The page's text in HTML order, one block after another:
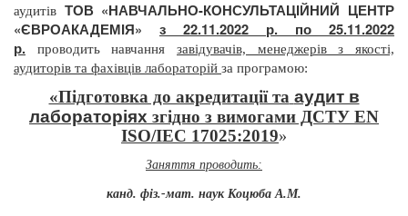
аудитів ТОВ «НАВЧАЛЬНО-КОНСУЛЬТАЦІЙНИЙ ЦЕНТР
«ЄВРОАКАДЕМІЯ» з 22.11.2022 р. по 25.11.2022
р.
проводитьнавчаннязавідувачів, менеджерів з якості,
аудиторів та фахівців лабораторій за програмою:
«Підготовка до акредитації та аудит в
лабораторіях згідно з вимогами ДСТУ EN
ISO/IEC 17025:2019»
Заняття проводить:
канд. фіз.-мат. наук Коцюба А.М.